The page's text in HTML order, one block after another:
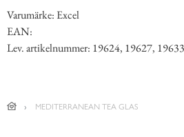
Varumärke: Excel
EAN:
Lev. artikelnummer: 19624, 19627,
MEDITERRANEAN TEA GLAS